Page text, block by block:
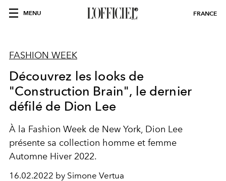
MENU FRANCE
FASHION WEEK
Découvrez les looks de
"Construction Brain", le dernier
défilé de Dion Lee
À la Fashion Week de New York, Dion Lee
présente sa collection homme et femme
Automne Hiver 2022.
16.02.2022 by Simone Vertua